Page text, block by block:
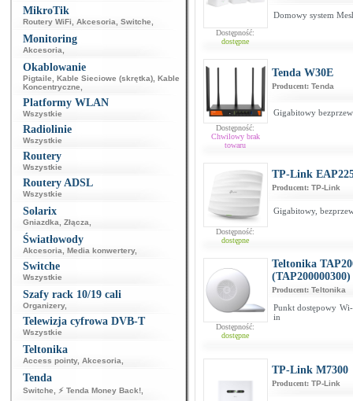
MikroTik
Routery WiFi Akcesoria Switche
Monitoring
Akcesoria
Okablowanie
Pigtaile Kable Sieciowe (skrętka) Kable
Koncentryczne
Platformy WLAN
Wszystkie
Radiolinie
Wszystkie
Routery
Wszystkie
Routery ADSL
Wszystkie
Solarix
Gniazdka Złącza
Światłowody
Akcesoria Media konwertery,
Switche
Wszystkie
Szafy rack 10/19 cali
Organizery,
Telewizja cyfrowa DVB-T
Wszystkie
Teltonika
Access pointy, Akcesoria
Tenda
Switche ⚡ Tenda Money Back!
Dostępność:
dostępne
Domowy system
Dostępność:
Chwilowy brak
towaru
Tenda W30E
Producent: Tenda
Gigabitowy
Dostępność:
dostępne
TP-Link
Producent: TP-Link
Gigabitowy,
Dostępność:
dostępne
Teltonika
(TAP200000300)
Producent: Teltonika
Punkt dostępowy
in
TP-Link M7300
Producent: TP-Link